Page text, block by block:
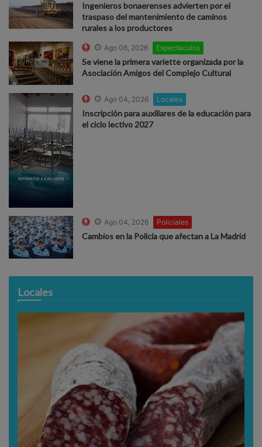
Ingenieros bonaerenses advierten por el
traspaso del mantenimiento de caminos
rurales a los productores
Ago 06, 2026 Espectaculos
Se viene la primera variette organizada por la
Asociación Amigos del Complejo Cultural
Ago 04, 2026 Locales
Inscripción para auxiliares de la educación para
el ciclo lectivo 2027
Ago 04, 2026 Policiales
Cambios en la Policía que afectan a La Madrid
Locales